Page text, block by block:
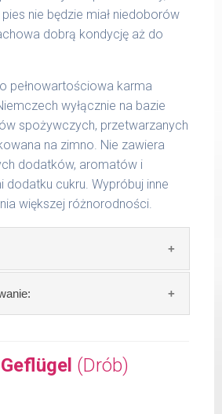
nie będzie miał niedoborów
dobrą kondycję aż do
pełnowartościowa karma
wyłącznie na bazie
spożywczych, przetwarzanych
na zimno. Nie zawiera
dodatków, aromatów i
dodatku cukru. Wypróbuj inne
większej różnorodności.
pochodzenia
wołowina, 4% ryż, 4%
składu:
oferujemy różne objętości
przechowywanie
Geflügel (Drób)